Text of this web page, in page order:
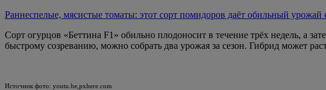
Раннеспелые, мясистые томаты: этот сорт помидоров даёт обильный урожай
Сорт огурцов «Беттина F1» обильно плодоносит в течение трёх недель, а
быстрому созреванию, можно собрать два урожая за сезон. Гибрид может
Источник фото: youtu.be,pxhere.com